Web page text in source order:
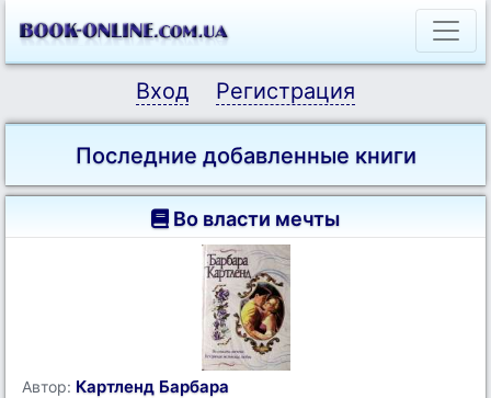
Вход Регистрация
Последние добавленные книги
Во власти мечты
Автор: Картленд Барбара